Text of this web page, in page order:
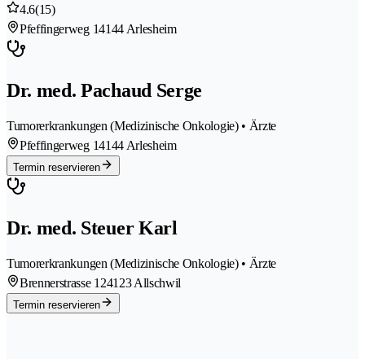
4.6(15)
Pfeffingerweg 14144 Arlesheim
Dr. med. Pachaud Serge
Tumorerkrankungen (Medizinische Onkologie) • Ärzte
Pfeffingerweg 14144 Arlesheim
Termin reservieren
Dr. med. Steuer Karl
Tumorerkrankungen (Medizinische Onkologie) • Ärzte
Brennerstrasse 124123 Allschwil
Termin reservieren